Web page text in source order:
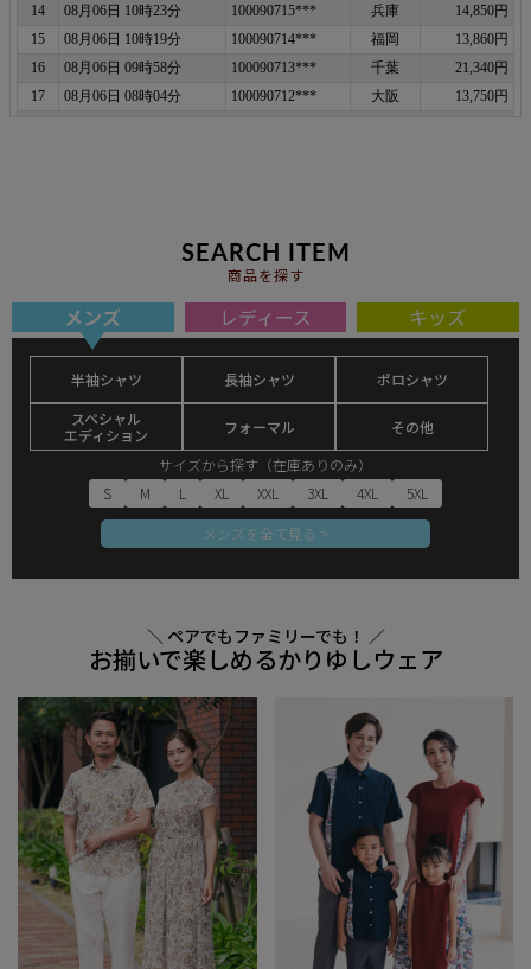
SEARCH ITEM
商品を探す
メンズ レディース キッズ
半袖シャツ 長袖シャツ
ポロシャツ
スペシャル
エディション
フォーマル
その他
サイズから探す（在庫ありのみ）
S
M L XL XXL 3XL 4XL
5XL
メンズを全て見る >
＼ ペアでもファミリーでも！ ／
お揃いで楽しめるかりゆしウェア